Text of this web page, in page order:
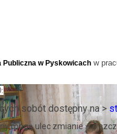
Publiczna w Pyskowicach w
sobót dostępny na >
mogą ulec zmianie – o